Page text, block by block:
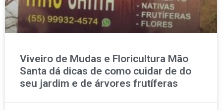
Viveiro de Mudas e Floricultura Mão
Santa dá dicas de como cuidar de do
seu jardim e de árvores frutíferas